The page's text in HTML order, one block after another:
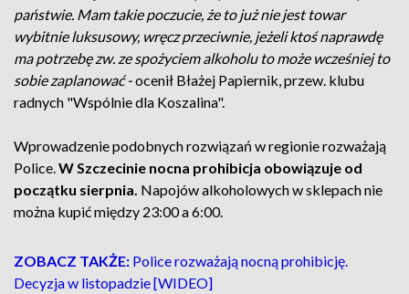
państwie. Mam takie poczucie, że to już nie jest towar
wybitnie luksusowy, wręcz przeciwnie, jeżeli ktoś naprawdę
ma potrzebę zw. ze spożyciem alkoholu to może wcześniej to
sobie zaplanować -ocenił Błażej Papiernik, przew. klubu
radnych "Wspólnie dla Koszalina".
Wprowadzenie podobnych rozwiązań w regionie rozważają
Police.W Szczecinie nocna prohibicja obowiązuje od
początku sierpnia. Napojów alkoholowych w sklepach nie
można kupić między 23:00 a 6:00.
ZOBACZ TAKŻE: Police rozważają nocną prohibicję.
Decyzja w listopadzie [WIDEO]